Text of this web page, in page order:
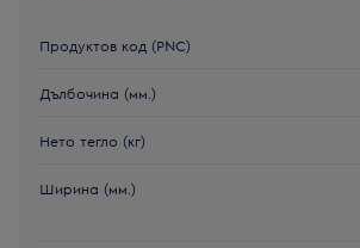
Продуктов код (PNC)
Дълбочина (мм.)
Нето тегло (кг)
Ширина (мм.)